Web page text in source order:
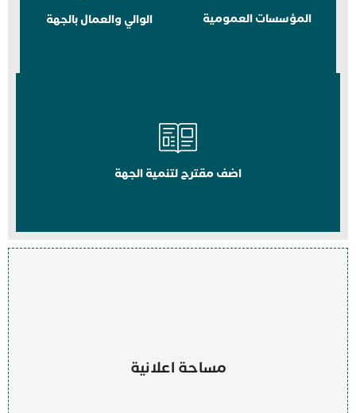
المؤسسات العمومية الوالي والعمال بالجهة
اضف مقترح لتنمية الجهة
مساحة اعلانية